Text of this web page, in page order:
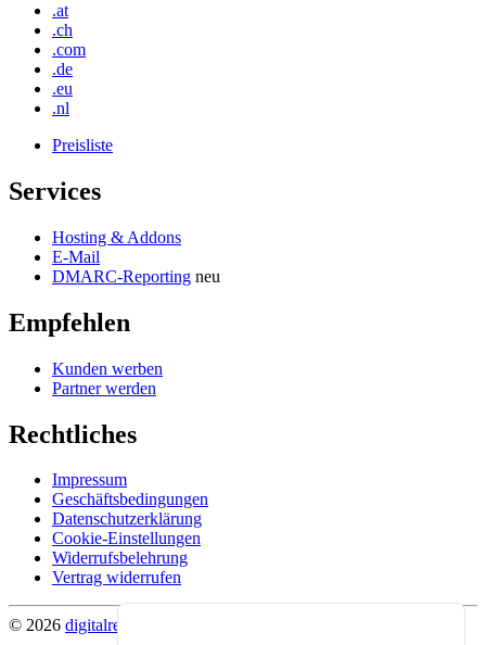
.at
.ch
.com
.de
.eu
.nl
Preisliste
Services
Hosting & Addons
E-Mail
DMARC-Reporting neu
Empfehlen
Kunden werben
Partner werden
Rechtliches
Impressum
Geschäftsbedingungen
Datenschutzerklärung
Cookie-Einstellungen
Widerrufsbelehrung
Vertrag widerrufen
© 2026 digitalrevier